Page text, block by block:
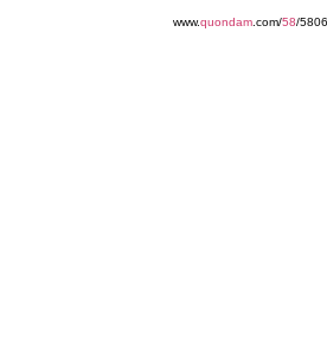
www.quondam .com/58/